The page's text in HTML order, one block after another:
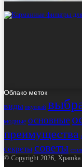
Облако меток
виды вкусный
модные основные
преимущества
секреты советы
© Copyright 2026,